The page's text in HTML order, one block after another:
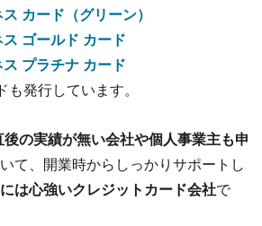
カード（グリーン）
ゴールド カード
プラチナ カード
発行しています。
の実績が無い会社や個人事業主も申
て、開業時からしっかりサポートし
は心強いクレジットカード会社で